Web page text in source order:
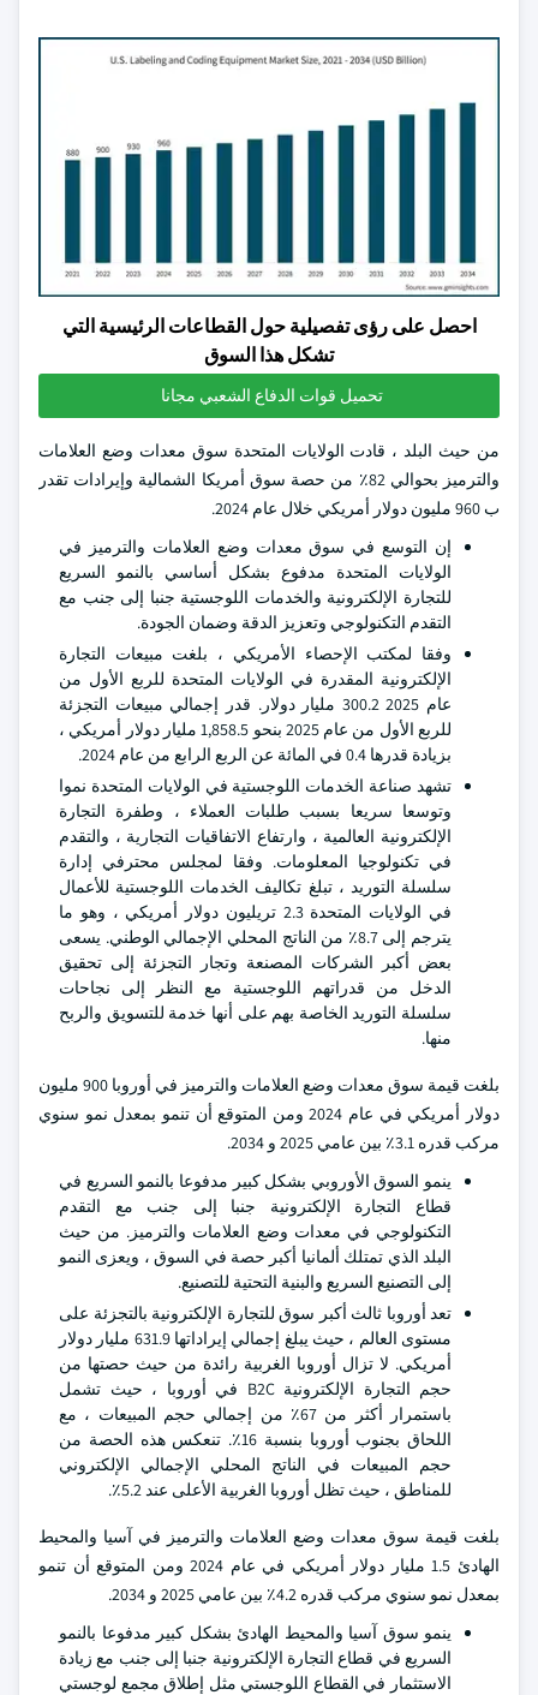
احصل على رؤى تفصيلية حول القطاعات الرئيسية التي
تشكل هذا السوق
تحميل قوات الدفاع الشعبي مجانا
من حيث البلد ، قادت الولايات المتحدة سوق معدات وضع العلامات
والترميز بحوالي 82٪ من حصة سوق أمريكا الشمالية وإيرادات تقدر
ب 960 مليون دولار أمريكي خلال عام 2024.
إن التوسع في سوق معدات وضع العلامات والترميز في
الولايات المتحدة مدفوع بشكل أساسي بالنمو السريع
للتجارة الإلكترونية والخدمات اللوجستية جنبا إلى جنب مع
التقدم التكنولوجي وتعزيز الدقة وضمان الجودة.
وفقا لمكتب الإحصاء الأمريكي ، بلغت مبيعات التجارة
الإلكترونية المقدرة في الولايات المتحدة للربع الأول من
عام 2025 300.2 مليار دولار. قدر إجمالي مبيعات التجزئة
للربع الأول من عام 2025 بنحو 1,858.5 مليار دولار أمريكي ،
بزيادة قدرها 0.4 في المائة عن الربع الرابع من عام 2024.
تشهد صناعة الخدمات اللوجستية في الولايات المتحدة نموا
وتوسعا سريعا بسبب طلبات العملاء ، وطفرة التجارة
الإلكترونية العالمية ، وارتفاع الاتفاقيات التجارية ، والتقدم
في تكنولوجيا المعلومات. وفقا لمجلس محترفي إدارة
سلسلة التوريد ، تبلغ تكاليف الخدمات اللوجستية للأعمال
في الولايات المتحدة 2.3 تريليون دولار أمريكي ، وهو ما
يترجم إلى 8.7٪ من الناتج المحلي الإجمالي الوطني. يسعى
بعض أكبر الشركات المصنعة وتجار التجزئة إلى تحقيق
الدخل من قدراتهم اللوجستية مع النظر إلى نجاحات
سلسلة التوريد الخاصة بهم على أنها خدمة للتسويق والربح
منها.
بلغت قيمة سوق معدات وضع العلامات والترميز في أوروبا 900 مليون
دولار أمريكي في عام 2024 ومن المتوقع أن تنمو بمعدل نمو سنوي
مركب قدره 3.1٪ بين عامي 2025 و 2034.
ينمو السوق الأوروبي بشكل كبير مدفوعا بالنمو السريع في
قطاع التجارة الإلكترونية جنبا إلى جنب مع التقدم
التكنولوجي في معدات وضع العلامات والترميز. من حيث
البلد الذي تمتلك ألمانيا أكبر حصة في السوق ، ويعزى النمو
إلى التصنيع السريع والبنية التحتية للتصنيع.
تعد أوروبا ثالث أكبر سوق للتجارة الإلكترونية بالتجزئة على
مستوى العالم ، حيث يبلغ إجمالي إيراداتها 631.9 مليار دولار
أمريكي. لا تزال أوروبا الغربية رائدة من حيث حصتها من
حجم التجارة الإلكترونية B2C في أوروبا ، حيث تشمل
باستمرار أكثر من 67٪ من إجمالي حجم المبيعات ، مع
اللحاق بجنوب أوروبا بنسبة 16٪. تنعكس هذه الحصة من
حجم المبيعات في الناتج المحلي الإجمالي الإلكتروني
للمناطق ، حيث تظل أوروبا الغربية الأعلى عند 5.2٪.
بلغت قيمة سوق معدات وضع العلامات والترميز في آسيا والمحيط
الهادئ 1.5 مليار دولار أمريكي في عام 2024 ومن المتوقع أن تنمو
بمعدل نمو سنوي مركب قدره 4.2٪ بين عامي 2025 و 2034.
ينمو سوق آسيا والمحيط الهادئ بشكل كبير مدفوعا بالنمو
السريع في قطاع التجارة الإلكترونية جنبا إلى جنب مع زيادة
الاستثمار في القطاع اللوجستي مثل إطلاق مجمع لوجستي